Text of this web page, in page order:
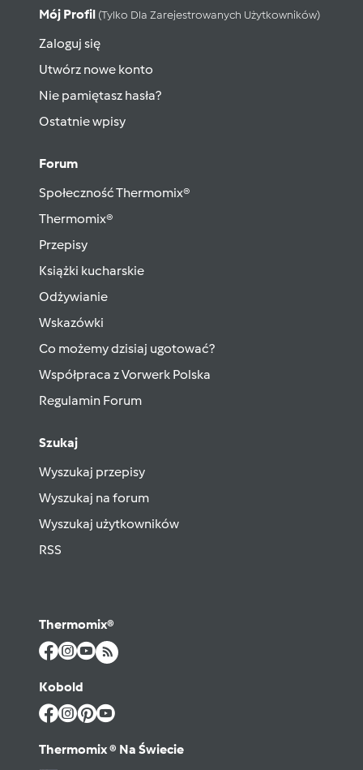
Mój Profil (tylko Dla Zarejestrowanych Użytkowników)
Zaloguj się
Utwórz nowe konto
Nie pamiętasz hasła?
Ostatnie wpisy
Forum
Społeczność Thermomix®
Thermomix®
Przepisy
Książki kucharskie
Odżywianie
Wskazówki
Co możemy dzisiaj ugotować?
Współpraca z Vorwerk Polska
Regulamin Forum
Szukaj
Wyszukaj przepisy
Wyszukaj na forum
Wyszukaj użytkowników
RSS
Thermomix®
Kobold
Thermomix ® Na Świecie